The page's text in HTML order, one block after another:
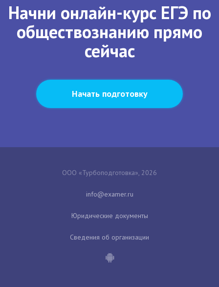
Начни онлайн-курс ЕГЭ по
обществознанию прямо
сейчас
Начать подготовку
ООО «Турбоподготовка», 2026
Юридические документы
Сведения об организации